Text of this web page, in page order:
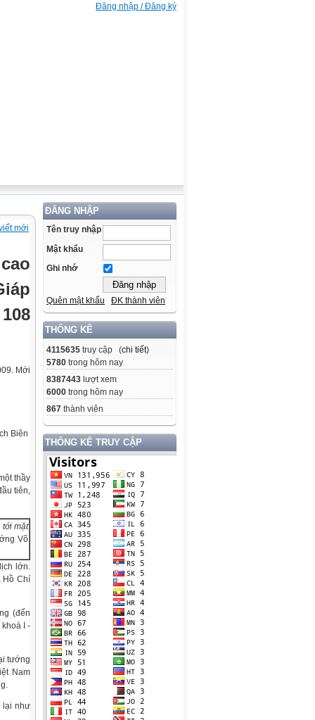
Đăng nhập / Đăng ký
ĐĂNG NHẬP
Tên truy nhập
Mật khẩu
Ghi nhớ
Quên mật khẩu ĐK thành viên
THỐNG KÊ
4115635 truy cập (chi tiết)
5780 trong hôm nay
8387443 lượt xem
6000 trong hôm nay
867 thành viên
THỐNG KÊ TRUY CẬP
mới
Mới
Biên
thầy
tiên,
tới mặt
Võ
lớn.
Hồ Chí
(đến
I -
tướng
Nam
lại như